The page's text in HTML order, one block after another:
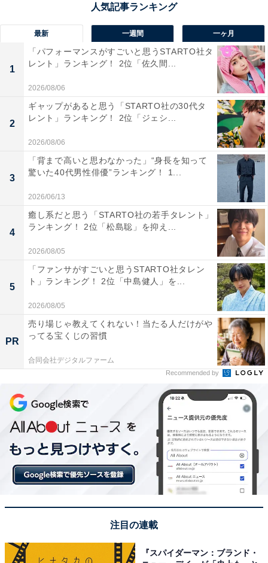
1位：仙台育英（宮城）
1位は、宮城県代表、仙台育英学園高校。2022年の甲子
園で初優勝し、春のセンバツを含めて史上初の東北勢優
勝という快挙を成し遂げました。須江監督の優勝インタ
ビューの言葉「青春って、すごく密なので」はコロナ禍
を耐えてきた多くの人々の心をつかんで「2022ユーキャ
ン新語・流行語大賞」選考委員特別賞に。優勝経験メン
バーも多い仙台育英の2連覇達成に注目が集まりまし
た。
回答者からは、「2年連続で甲子園制覇して欲しかった
からです」（35歳男性／千葉県）、「去年の夏の優勝校
で当時の選手が多く残っていたので、2連覇を期待して
いたから」（54歳女性／徳島県）、「昔から甲子園出場
常連校ですし、単純に野球のレベルが高く強いからで
す」（46歳男性／東京都）、「有名校でSNSでもよく見
かけていたから」（35歳女性／岡山県）、「優勝争いの
常連校なので、5類移行後初の大会でも頑張ってくれる
んじゃないかと期待していた」（44歳男性／東京都）な
どのコメントが寄せられました。
※回答者のコメントは原文ママです
この記事の筆者：福島 ゆき プロフィール
最新 一週間 一ヶ月
1
「パフォーマンスがすごいと思うSTARTO社タ
レント」ランキング！ 2位「佐久間...
2026/08/06
2
ギャップがあると思う「STARTO社の30代タ
レント」ランキング！ 2位「ジェシ...
2026/08/06
3
「背まで高いと思わなかった」“身長を知って
驚いた40代男性俳優”ランキング！ 1...
2026/06/13
4
癒し系だと思う「STARTO社の若手タレント」
ランキング！ 2位「松島聡」を抑え...
2026/08/05
5
「ファンサがすごいと思うSTARTO社タレン
ト」ランキング！ 2位「中島健人」を...
2026/08/05
PR
売り場じゃ教えてくれない！当たる人だけがや
ってる宝くじの習慣
合同会社デジタルファーム
Recommended by
注目の連載
『スパイダーマン：ブランド・